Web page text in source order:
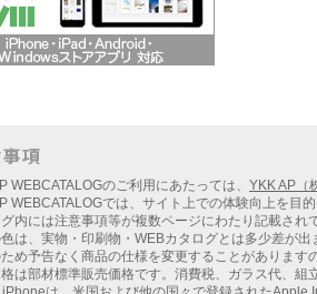
WEBCATALOGのご利用にあたっては、 YKK AP（
WEBCATALOGでは、サイト上での体験向上を目
グ内には注意事項等が複数ページにわたり記載さ
色は、実物・印刷物・WEBカタログとは多少差が出
ため予告なく商品の仕様を変更することがあります
格は部材標準販売価格です。消費税、ガラス代、組